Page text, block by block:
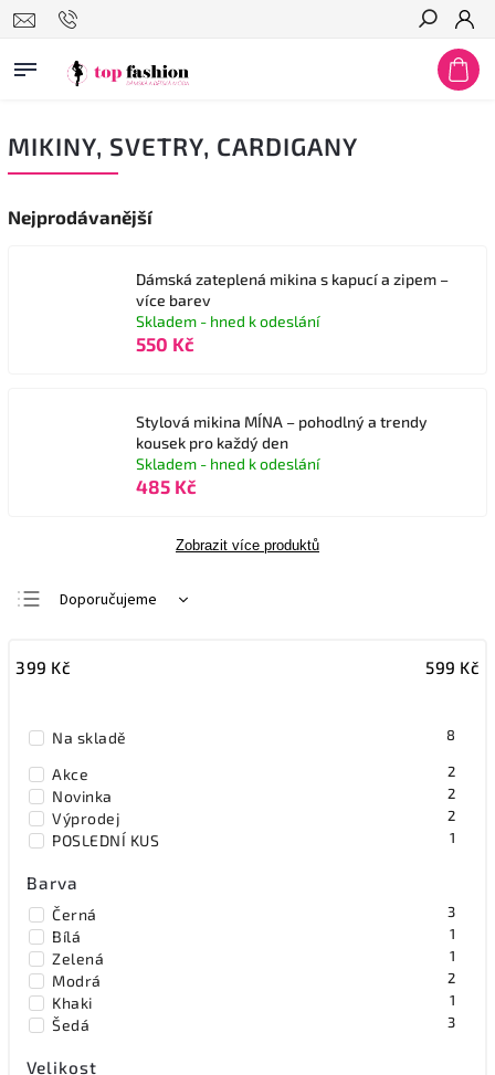
Hledat
MIKINY, SVETRY, CARDIGANY
Nejprodávanější
Dámská zateplená mikina s kapucí a zipem –
více barev
Skladem - hned k odeslání
550 Kč
Stylová mikina MÍNA – pohodlný a trendy
kousek pro každý den
Skladem - hned k odeslání
485 Kč
Zobrazit více produktů
Doporučujeme
Nejdražší
Abecedně
399 Kč 599 Kč
Na skladě 8
Akce 2
Novinka 2
Výprodej 2
POSLEDNÍ KUS 1
Barva
Černá 3
Bílá 1
Zelená 1
Modrá 2
Khaki 1
Šedá 3
Velikost